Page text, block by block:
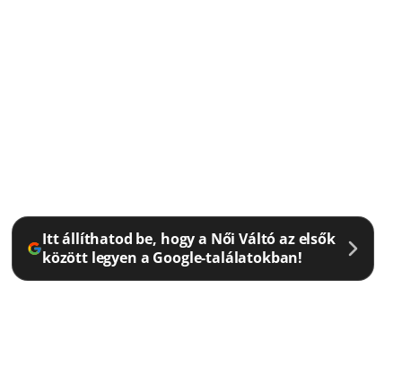
Itt állíthatod be, hogy a Női Váltó az elsők
között legyen a Google-találatokban!